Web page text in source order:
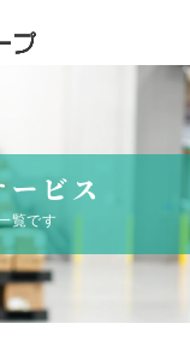
ビス
覧です